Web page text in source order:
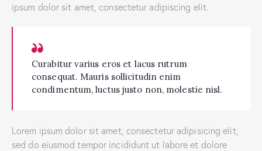
ipsum dolor sit amet, consectetur adipiscing elit.
Curabitur varius eros et lacus rutrum
consequat. Mauris sollicitudin enim
condimentum, luctus justo non, molestie nisl.
Lorem ipsum dolor sit amet, consectetur adipisicing elit,
sed do eiusmod tempor incididunt ut labore et dolore